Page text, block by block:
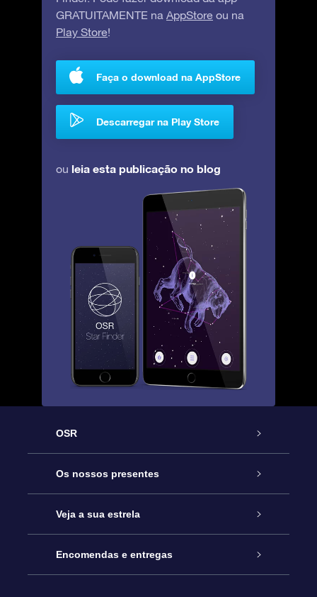
GRATUITAMENTE na AppStore ou na
Play Store!
Faça o download na AppStore
Descarregar na Play Store
ou leia esta publicação no blog
OSR
Serviço
Contactos
O Blog
Os nossos presentes
Prenda Star Online
Pacote Prenda OSR
Veja a sua estrela
Registo de Estrela
Encomendas e entregas